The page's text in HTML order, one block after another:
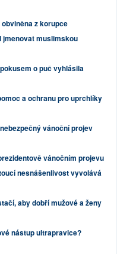
z korupce
jmenovat muslimskou
o puč vyhlásila
a ochranu pro uprchlíky
vánoční projev
vánočním projevu
nesnášenlivost vyvolává
aby dobří mužové a ženy
nástup ultrapravice?